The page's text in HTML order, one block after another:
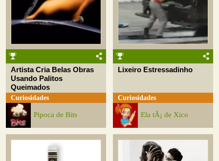
Artista Cria Belas Obras
Usando Palitos
Queimados
Curiosidades
Pipoca de Bits
Lixeiro Estressadinho
Curiosidades
Ela tÃ¡ de Xico